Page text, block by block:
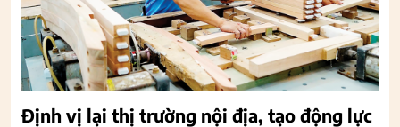
Định vị lại thị trường nội địa, tạo động lực